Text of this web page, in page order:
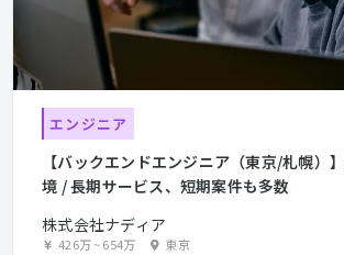
エンジニア
【バックエンドエンジニア（東京/札幌）
境 / 長期サービス、短期案件も多数
株式会社ナディア
426万~654万 東京